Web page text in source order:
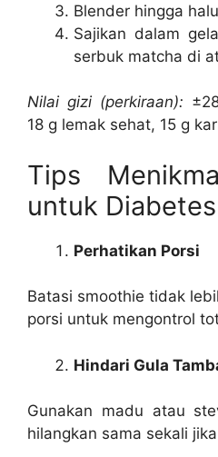
Blender hingga
Sajikan dalam
serbuk matcha di
Nilai gizi (perkiraan):
18 g lemak sehat, 15 g
Tips
untuk Diabetes
Perhatikan Porsi
Batasi smoothie tidak
porsi untuk mengontrol
Hindari Gula
Gunakan madu atau
hilangkan sama sekali